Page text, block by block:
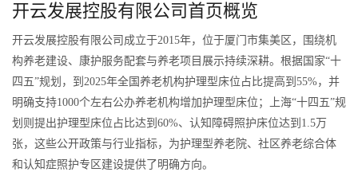
开云发展控股有限公司首页概览
开云发展控股有限公司成立于2015年，位于厦门市集美区，围绕机
构养老建设、康护服务配套与养老项目展示持续深耕。根据国家“十
四五”规划，到2025年全国养老机构护理型床位占比提高到55%，并
明确支持1000个左右公办养老机构增加护理型床位；上海“十四五”规
划则提出护理型床位占比达到60%、认知障碍照护床位达到1.5万
张，这些公开政策与行业指标，为护理型养老院、社区养老综合体
和认知症照护专区建设提供了明确方向。